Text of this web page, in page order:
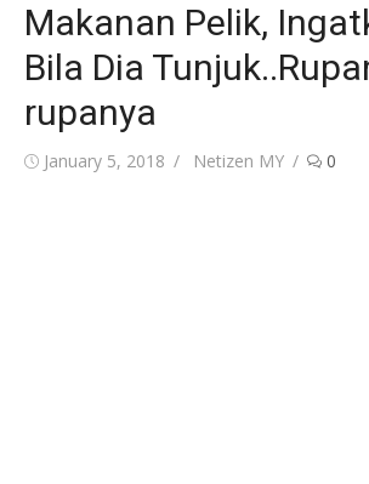
Makanan Pelik,
Bila Dia
rupanya
Posted
January 5, 2018 Author
Netizen MY 0